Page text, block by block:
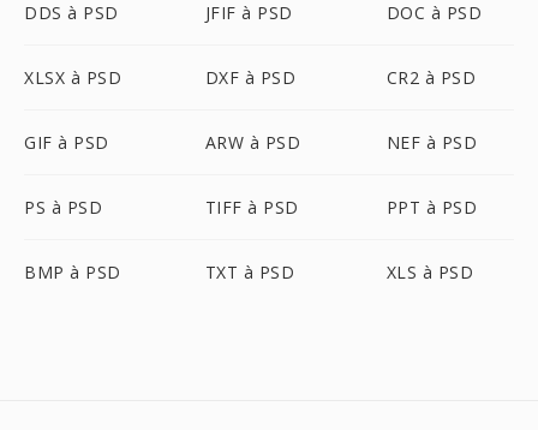
DDS à PSD JFIF à PSD DOC à PSD
XLSX à PSD DXF à PSD CR2 à PSD
GIF à PSD ARW à PSD NEF à PSD
PS à PSD TIFF à PSD PPT à PSD
BMP à PSD TXT à PSD XLS à PSD